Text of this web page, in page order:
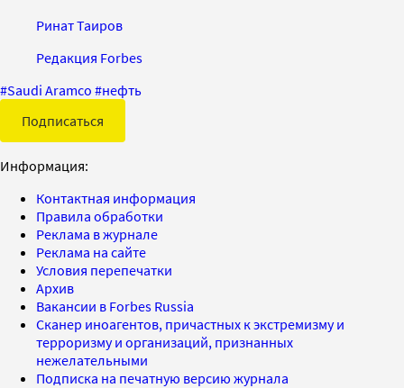
Ринат Таиров
Редакция Forbes
#Saudi Aramco #нефть
Подписаться
Информация:
Контактная информация
Правила обработки
Реклама в журнале
Реклама на сайте
Условия перепечатки
Архив
Вакансии в Forbes Russia
Сканер иноагентов, причастных к экстремизму и
терроризму и организаций, признанных
нежелательными
Подписка на печатную версию журнала